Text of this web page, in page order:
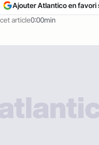
article0:00min
Ajouter Atlantico en favori